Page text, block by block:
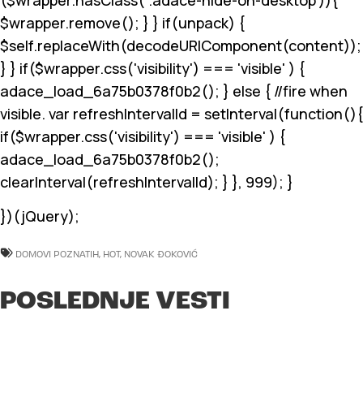
$wrapper.remove(); } } if(unpack) {
$self.replaceWith(decodeURIComponent(content));
} } if($wrapper.css('visibility') === 'visible' ) {
adace_load_6a75b0378f0b2(); } else { //fire when
visible. var refreshIntervalId = setInterval(function(){
if($wrapper.css('visibility') === 'visible' ) {
adace_load_6a75b0378f0b2();
clearInterval(refreshIntervalId); } }, 999); }
})(jQuery);
DOMOVI POZNATIH, HOT, NOVAK ĐOKOVIĆ
POSLEDNJE VESTI